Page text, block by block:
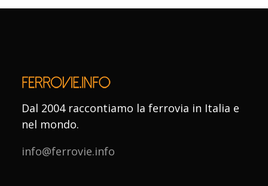
Dal 2004 raccontiamo la ferrovia in Italia e
nel mondo.
info@ferrovie.info